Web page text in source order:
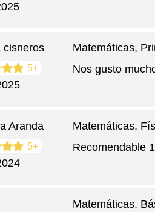
cisneros
5+
Matemáticas,
Nos gusto
Aranda
5+
Matemáticas,
Recomendable
Matemáticas,